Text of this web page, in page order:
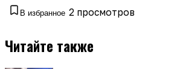
В избранное 2 просмотров
Читайте также